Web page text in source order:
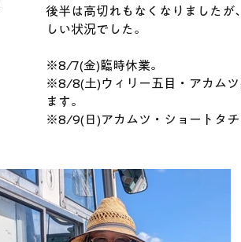
後半は高切れもなくなりました
しい状況でした。
※8/7(金)臨時休業。
※8/8(土)ウィリー五目・アカムツ
ます。
※8/9(日)アカムツ・ショートタチ